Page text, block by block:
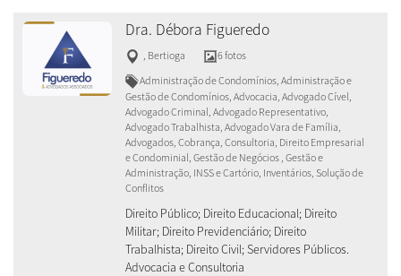
Dra. Débora Figueredo
Bertioga
6 fotos
Administração de Condomínios, Administração e
Gestão de Condomínios, Advocacia, Advogado Cível,
Advogado Criminal, Advogado Representativo,
Advogado Trabalhista, Advogado Vara de Família,
Advogados, Cobrança, Consultoria, Direito Empresarial
e Condominial, Gestão de Negócios , Gestão e
Administração, INSS e Cartório, Inventários, Solução de
Conflitos
Direito Público; Direito Educacional; Direito
Militar; Direito Previdenciário; Direito
Trabalhista; Direito Civil; Servidores Públicos.
Advocacia e Consultoria